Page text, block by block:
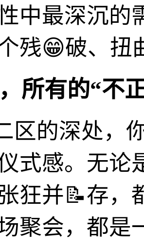
中最深沉的
残😁破、扭
所有的“不
区的深处，
式感。无论
狂并📝存，
聚会，都是